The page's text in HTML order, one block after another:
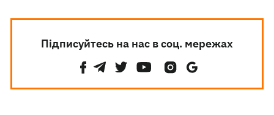
Підписуйтесь на нас в соц. мережах